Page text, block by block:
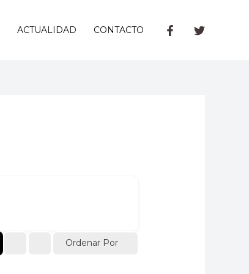
ACTUALIDAD CONTACTO
Ordenar Por